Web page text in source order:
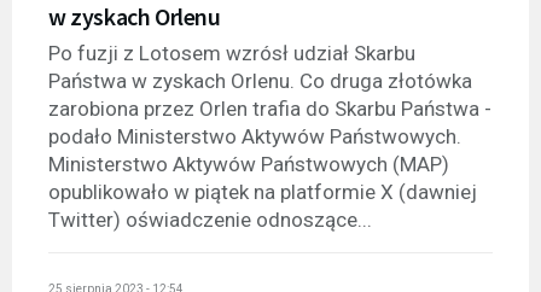
w zyskach Orlenu
Po fuzji z Lotosem wzrósł udział Skarbu
Państwa w zyskach Orlenu. Co druga złotówka
zarobiona przez Orlen trafia do Skarbu Państwa -
podało Ministerstwo Aktywów Państwowych.
Ministerstwo Aktywów Państwowych (MAP)
opublikowało w piątek na platformie X (dawniej
Twitter) oświadczenie odnoszące...
25 sierpnia 2023 - 12:54